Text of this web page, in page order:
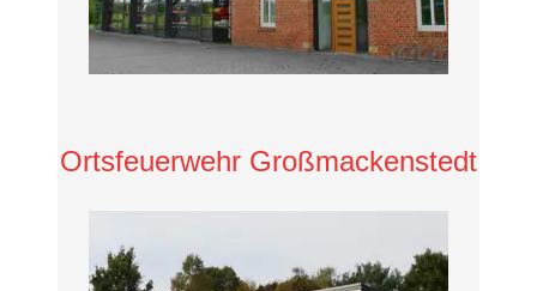
Ortsfeuerwehr Großmackenstedt